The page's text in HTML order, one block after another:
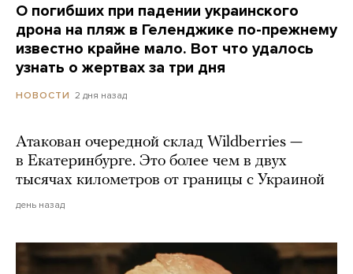
О погибших при падении украинского
дрона на пляж в Геленджике по-прежнему
известно крайне мало. Вот что удалось
узнать о жертвах за три дня
НОВОСТИ 2 дня назад
Атакован очередной склад Wildberries —
в Екатеринбурге. Это более чем в двух
тысячах километров от границы с Украиной
день назад